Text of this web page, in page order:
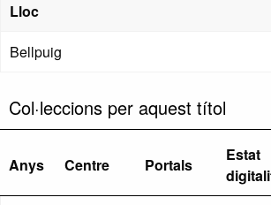
Lloc
Bellpuig
Col·leccions per aquest títol
Anys Centre Portals
Estat